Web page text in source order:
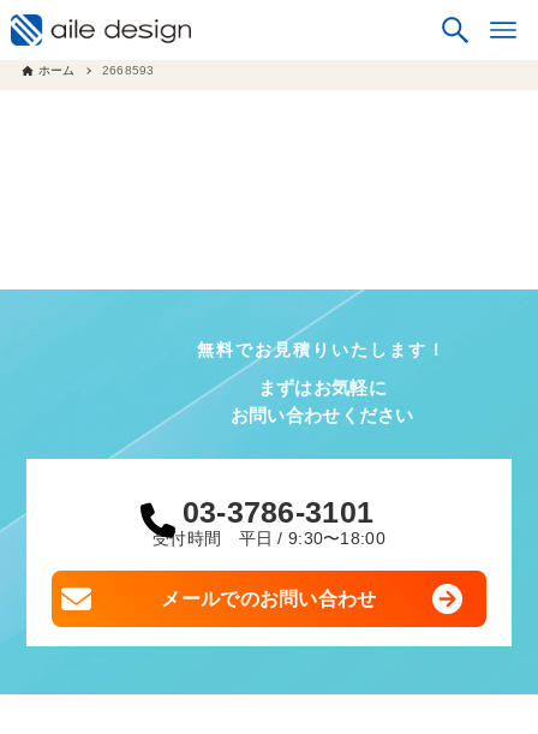
ホーム 2668593
無料でお見積りいたします！
まずはお気軽に
お問い合わせください
03-3786-3101
受付時間 平日 / 9:30〜18:00
メールでのお問い合わせ